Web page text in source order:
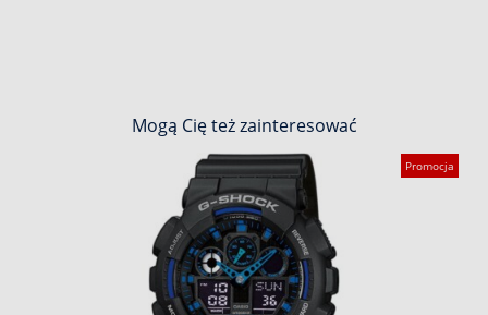
Mogą Cię też zainteresować
Promocja